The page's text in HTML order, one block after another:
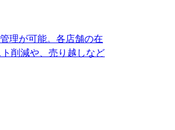
理が可能。各店舗の在
削減や、売り越しなど